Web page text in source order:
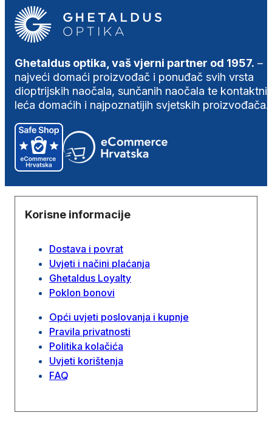
Ghetaldus optika, vaš vjerni partner od 1957. –
najveći domaći proizvođač i ponuđač svih vrsta
dioptrijskih naočala, sunčanih naočala te
leća domaćih i najpoznatijih svjetskih proizvođača.
Korisne informacije
Dostava i povrat
Uvjeti i načini plaćanja
Ghetaldus Loyalty
Poklon bonovi
Opći uvjeti poslovanja i kupnje
Pravila privatnosti
Politika kolačića
Uvjeti korištenja
FAQ